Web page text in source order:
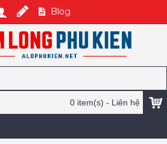
Blog
0 item(s) - Liên hệ